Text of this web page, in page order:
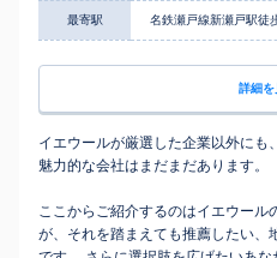
最寄駅 名鉄瀬戸線新瀬戸駅徒
詳細を
イエウールが厳選した企業以外にも
魅力的な会社はまだまだあります。
ここからご紹介するのはイエウール
が、それを踏まえても推薦したい、